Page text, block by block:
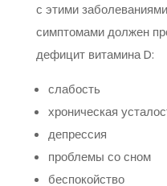
с этими
симптомами должен
дефицит витамина D:
слабость
хроническая
депрессия
проблемы со сном
беспокойство